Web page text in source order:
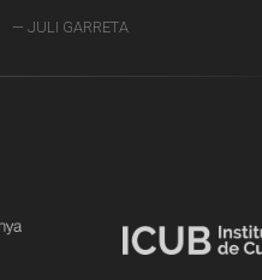
JULI GARRETA